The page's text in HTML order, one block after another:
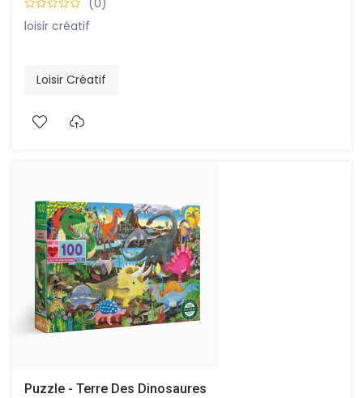
(0)
loisir créatif
Loisir Créatif
Puzzle - Terre Des Dinosaures